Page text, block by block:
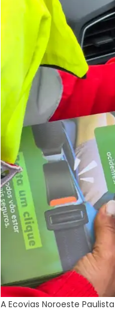
A Ecovias Noroeste